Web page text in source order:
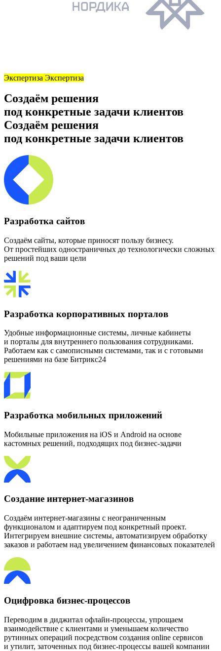
Экспертиза Экспертиза
Создаём решения
под конкретные задачи клиентов
Создаём решения
под конкретные задачи клиентов
Разработка сайтов
Создаём сайты, которые приносят пользу бизнесу.
От простейших одностраничных до технологически сложных
решений под ваши цели
Разработка корпоративных порталов
Удобные информационные системы, личные кабинеты
и порталы для внутреннего пользования сотрудниками.
Работаем как с самописными системами, так и с готовыми
решениями на базе Битрикс24
Разработка мобильных приложений
Мобильные приложения на iOS и Android на основе
кастомных решений, подходящих под бизнес-задачи
Создание интернет-магазинов
Создаём интернет-магазины с неограниченным
функционалом и адаптируем под конкретный проект.
Интегрируем внешние системы, автоматизируем обработку
заказов и работаем над увеличением финансовых показателей
Оцифровка бизнес-процессов
Переводим в диджитал офлайн-процессы, упрощаем
взаимодействие с клиентами и уменьшаем количество
рутинных операций посредством создания online сервисов
и утилит, заточенных под бизнес-процессы вашей компании